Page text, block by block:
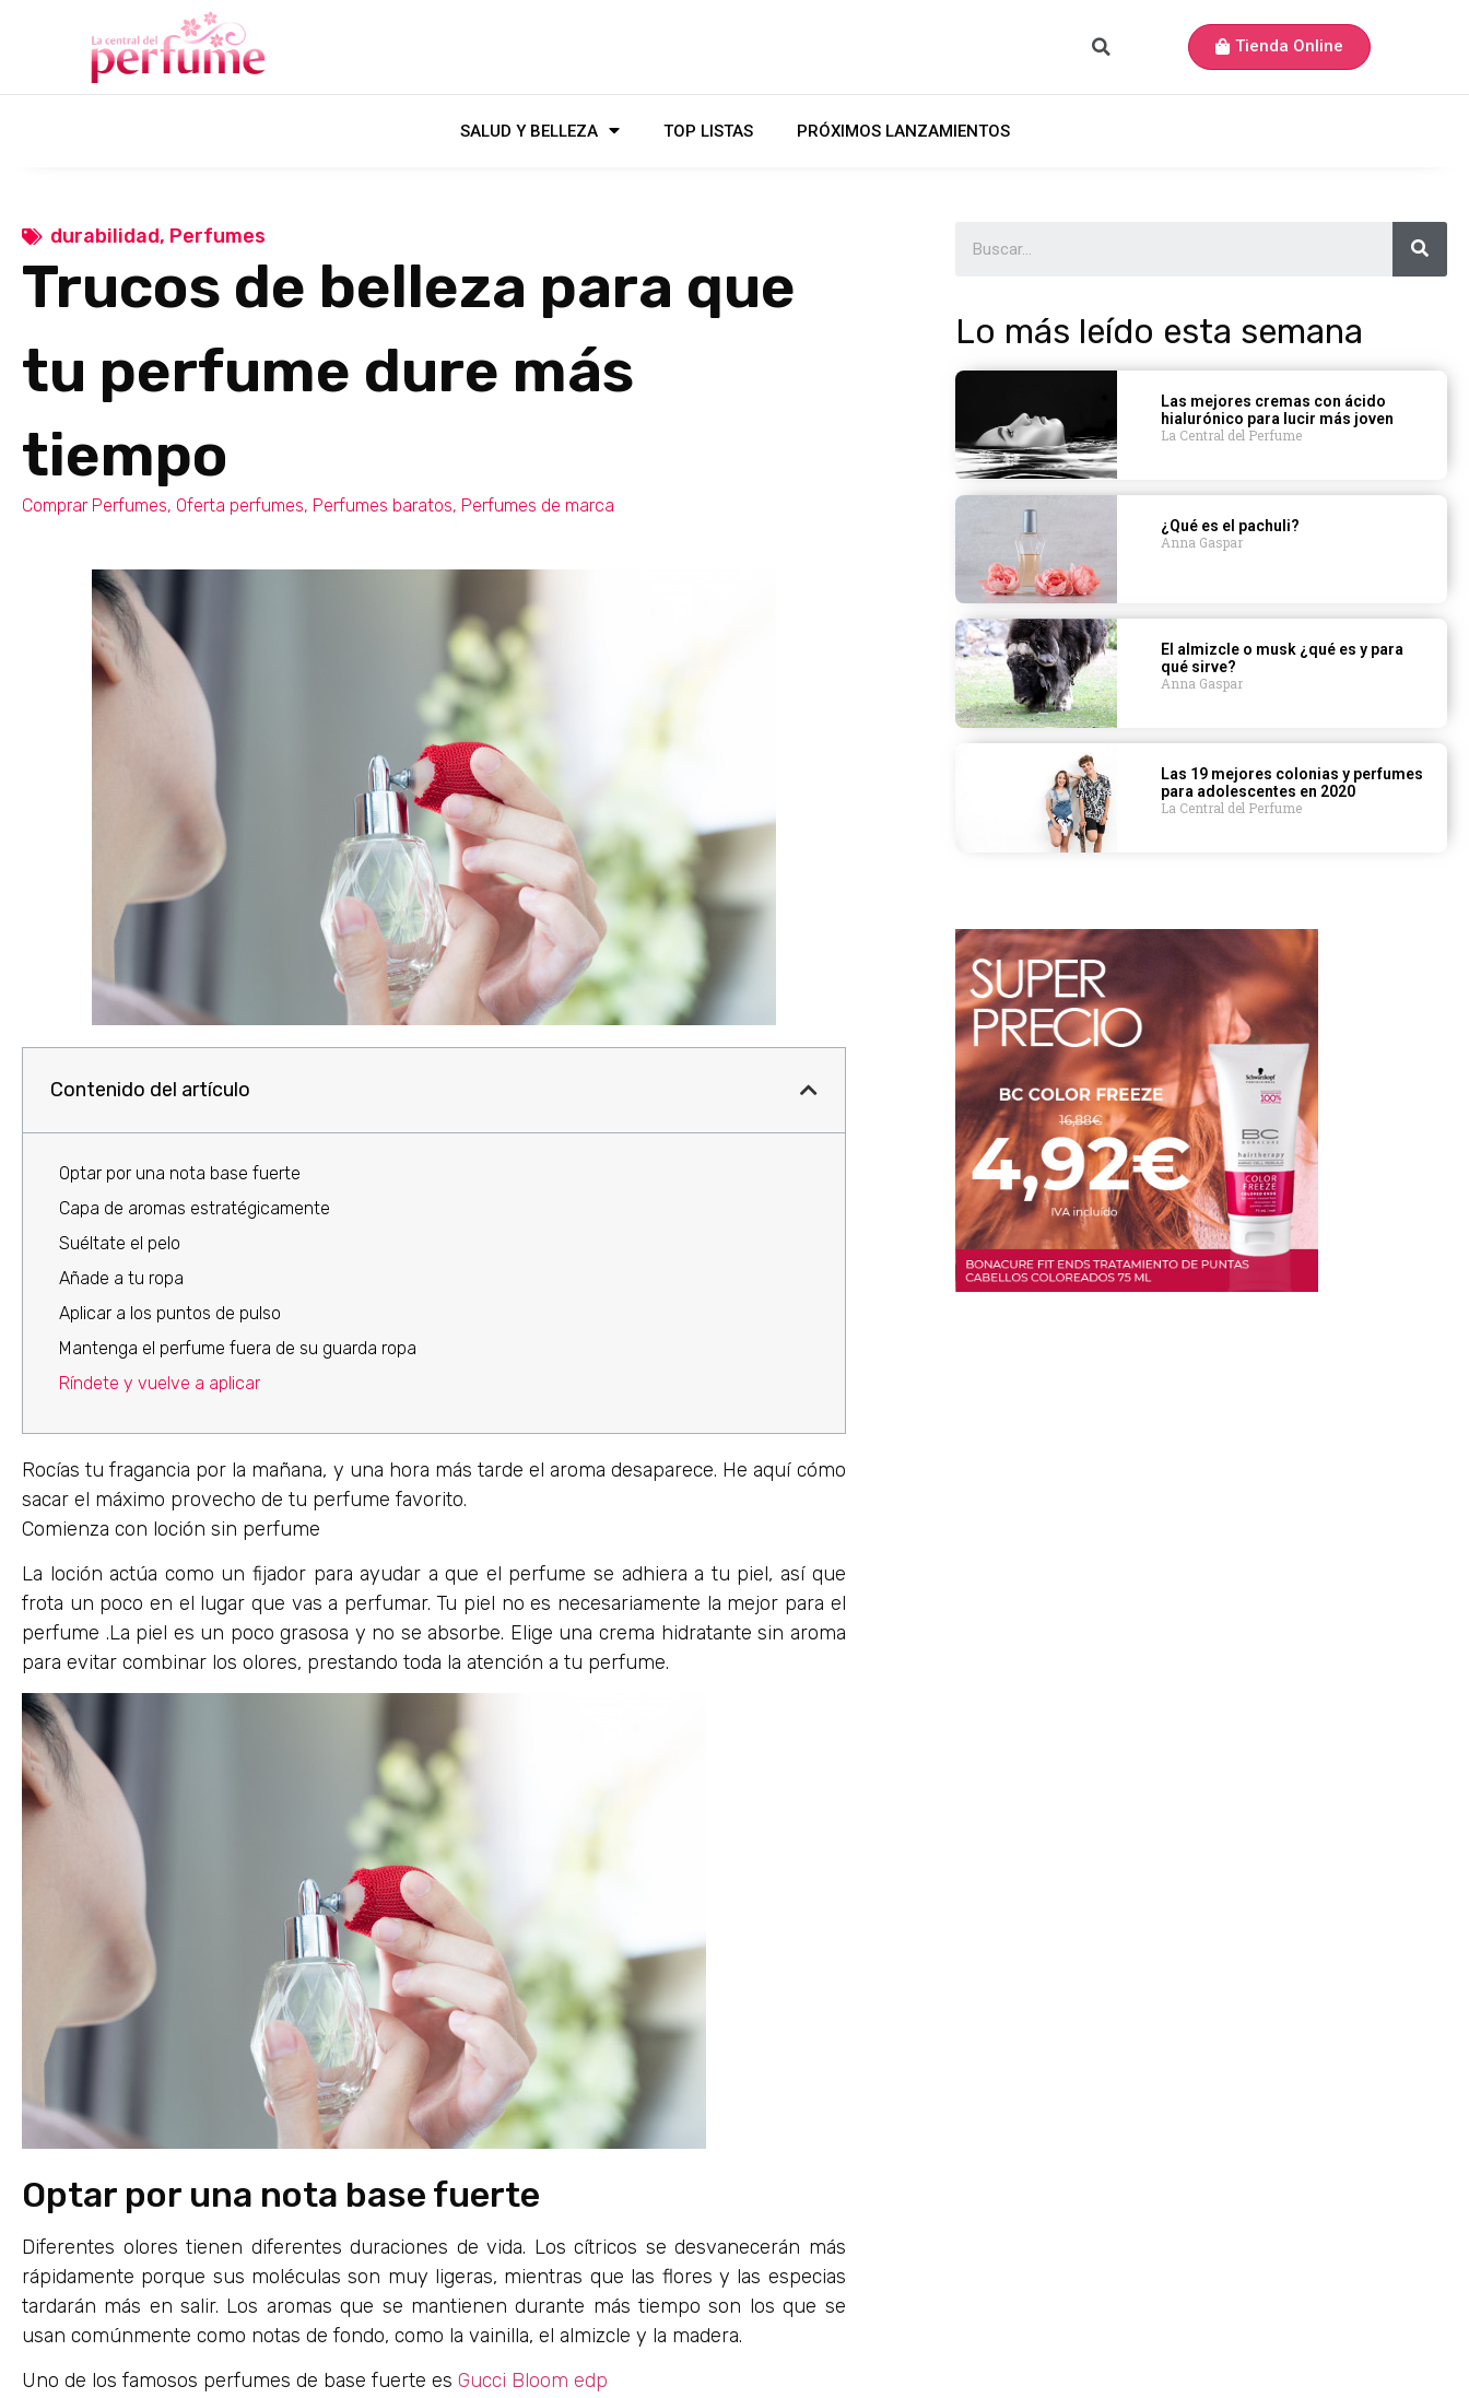
Tienda Online
SALUD Y BELLEZA TOP LISTAS PRÓXIMOS LANZAMIENTOS
durabilidad, Perfumes
Trucos de belleza para que
tu perfume dure más
tiempo
Comprar Perfumes, Oferta perfumes, Perfumes baratos, Perfumes de marca
Contenido del artículo
Optar por una nota base fuerte
Capa de aromas estratégicamente
Suéltate el pelo
Añade a tu ropa
Aplicar a los puntos de pulso
Mantenga el perfume fuera de su guarda ropa
Ríndete y vuelve a aplicar
Rocías tu fragancia por la mañana, y una hora más tarde el aroma desaparece. He aquí cómo
sacar el máximo provecho de tu perfume favorito.
Comienza con loción sin perfume
La loción actúa como un fijador para ayudar a que el perfume se adhiera a tu piel, así que
frota un poco en el lugar que vas a perfumar. Tu piel no es necesariamente la mejor para el
perfume .La piel es un poco grasosa y no se absorbe. Elige una crema hidratante sin aroma
para evitar combinar los olores, prestando toda la atención a tu perfume.
Optar por una nota base fuerte
Diferentes olores tienen diferentes duraciones de vida. Los cítricos se desvanecerán más
rápidamente porque sus moléculas son muy ligeras, mientras que las flores y las especias
tardarán más en salir. Los aromas que se mantienen durante más tiempo son los que se
usan comúnmente como notas de fondo, como la vainilla, el almizcle y la madera.
Uno de los famosos perfumes de base fuerte es Gucci Bloom edp
Lo más leído esta semana
Las mejores cremas con ácido
hialurónico para lucir más joven
La Central del Perfume
¿Qué es el pachuli?
Anna Gaspar
El almizcle o musk ¿qué es y para
qué sirve?
Anna Gaspar
Las 19 mejores colonias y perfumes
para adolescentes en 2020
La Central del Perfume